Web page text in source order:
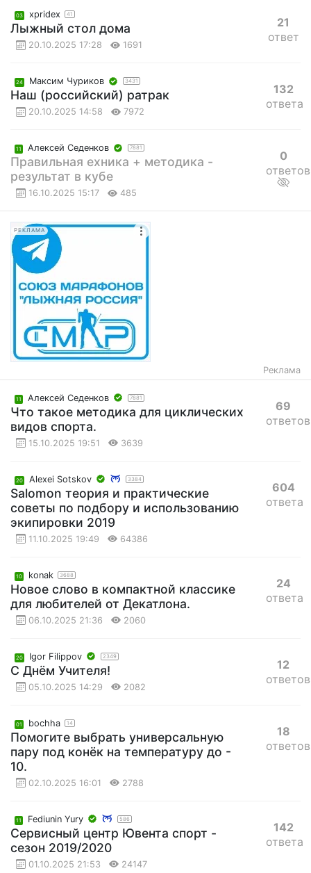
03 xpridex 41
Лыжный стол дома
20.10.2025 17:28 1691
21
ответ
24 Максим Чуриков 3431
Наш (российский) ратрак
20.10.2025 14:58 7972
132
ответа
11 Алексей Седенков 7881
Правильная ехника + методика -
результат в кубе
16.10.2025 15:17 485
0
ответов
РЕКЛАМА
Реклама
11 Алексей Седенков 7881
Что такое методика для циклических
видов спорта.
15.10.2025 19:51 3639
69
ответов
20 Alexei Sotskov 3384
Salomon теория и практические
советы по подбору и использованию
экипировки 2019
11.10.2025 19:49 64386
604
ответа
10 konak 3688
Новое слово в компактной классике
для любителей от Декатлона.
06.10.2025 21:36 2060
24
ответа
20 Igor Filippov 2349
C Днём Учителя!
05.10.2025 14:29 2082
12
ответов
01 bochha 14
Помогите выбрать универсальную
пару под конёк на температуру до -
10.
02.10.2025 16:01 2788
18
ответов
11 Fediunin Yury 586
Сервисный центр Ювента спорт -
сезон 2019/2020
01.10.2025 21:53 24147
142
ответа